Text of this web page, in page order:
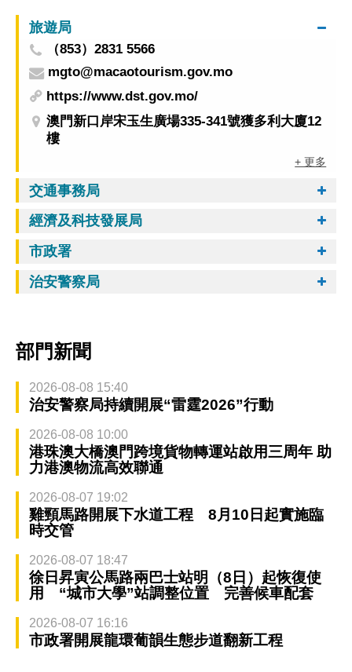
旅遊局
（853）2831 5566
mgto@macaotourism.gov.mo
https://www.dst.gov.mo/
澳門新口岸宋玉生廣場335-341號獲多利大廈12
樓
+ 更多
交通事務局
經濟及科技發展局
市政署
治安警察局
部門新聞
2026-08-08 15:40
治安警察局持續開展“雷霆2026”行動
2026-08-08 10:00
港珠澳大橋澳門跨境貨物轉運站啟用三周年 助
力港澳物流高效聯通
2026-08-07 19:02
雞頸馬路開展下水道工程 8月10日起實施臨
時交管
2026-08-07 18:47
徐日昇寅公馬路兩巴士站明（8日）起恢復使
用 “城市大學”站調整位置 完善候車配套
2026-08-07 16:16
市政署開展龍環葡韻生態步道翻新工程